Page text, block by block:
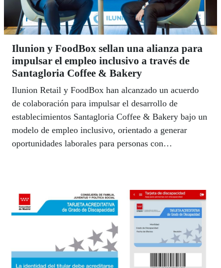
Ilunion y FoodBox sellan una alianza para
impulsar el empleo inclusivo a través de
Santagloria Coffee & Bakery
Ilunion Retail y FoodBox han alcanzado un acuerdo
de colaboración para impulsar el desarrollo de
establecimientos Santagloria Coffee & Bakery bajo un
modelo de empleo inclusivo, orientado a generar
oportunidades laborales para personas con